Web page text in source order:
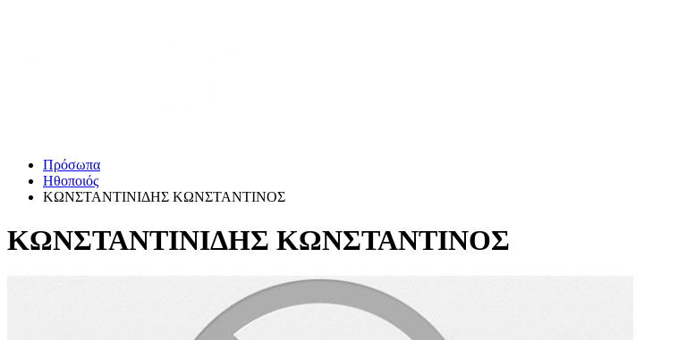
Πρόσωπα
Ηθοποιός
ΚΩΝΣΤΑΝΤΙΝΙΔΗΣ ΚΩΝΣΤΑΝΤΙΝΟΣ
ΚΩΝΣΤΑΝΤΙΝΙΔΗΣ ΚΩΝΣΤΑΝΤΙΝΟΣ